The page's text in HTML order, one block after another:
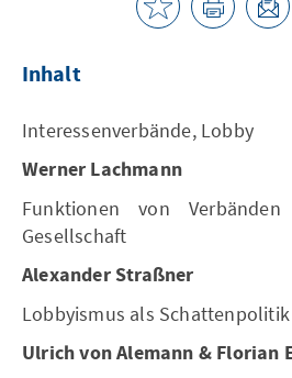
Inhalt
Interessenverbände, Lobby
Werner Lachmann
Funktionen von
Gesellschaft
Alexander Straßner
Lobbyismus als Schattenpolitik
Ulrich von Alemann & Florian